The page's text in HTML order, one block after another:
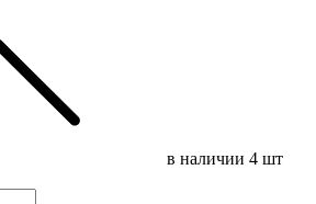
в наличии 4 шт